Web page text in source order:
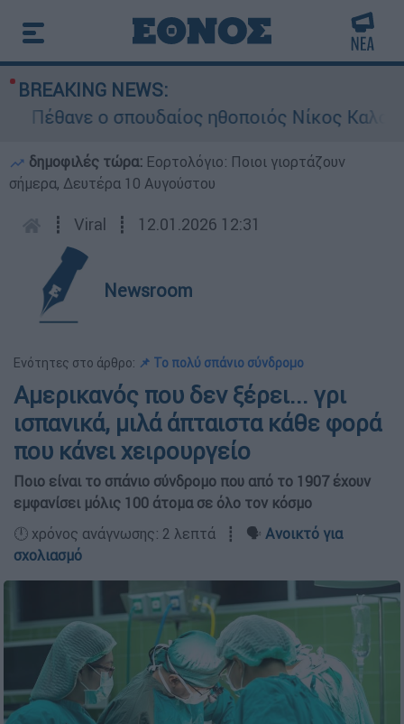
BREAKING NEWS:
ο σπουδαίος ηθοποιός Νίκος
δημοφιλές τώρα: Εορτολόγιο: Ποιοι γιορτάζουν
σήμερα, Δευτέρα 10 Αυγούστου
┋ Viral ┋ 12.01.2026 12:31
Newsroom
Ενότητες στο άρθρο: 📌 Το πολύ σπάνιο σύνδρομο
Αμερικανός που δεν ξέρει... γρι
ισπανικά, μιλά άπταιστα κάθε φορά
που κάνει χειρουργείο
Ποιο είναι το σπάνιο σύνδρομο που από το 1907 έχουν
εμφανίσει μόλις 100 άτομα σε όλο τον κόσμο
🕛 χρόνος ανάγνωσης: 2 λεπτά ┋ 🗣️ Ανοικτό για
σχολιασμό